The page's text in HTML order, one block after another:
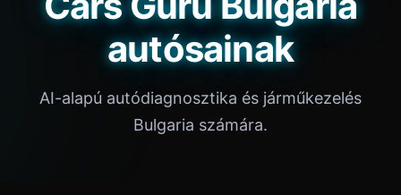
autósainak
AI-alapú autódiagnosztika és járműkezelés
Bulgaria számára.